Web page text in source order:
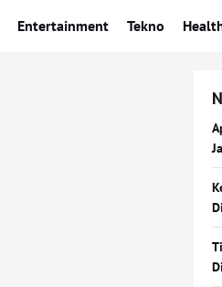
Entertainment Tekno